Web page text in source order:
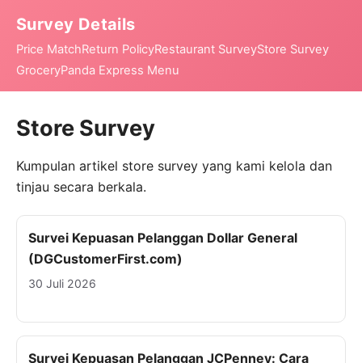
Survey Details
Price MatchReturn PolicyRestaurant SurveyStore Survey
GroceryPanda Express Menu
Store Survey
Kumpulan artikel store survey yang kami kelola dan
tinjau secara berkala.
Survei Kepuasan Pelanggan Dollar General
(DGCustomerFirst.com)
30 Juli 2026
Survei Kepuasan Pelanggan JCPenney: Cara